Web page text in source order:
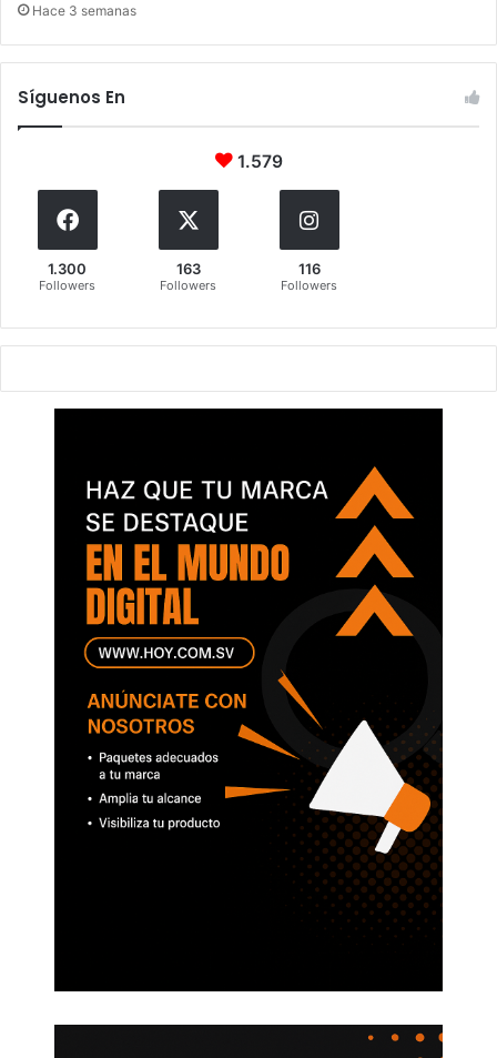
Hace 3 semanas
Síguenos En
1.579
1.300
Followers
163
Followers
116
Followers